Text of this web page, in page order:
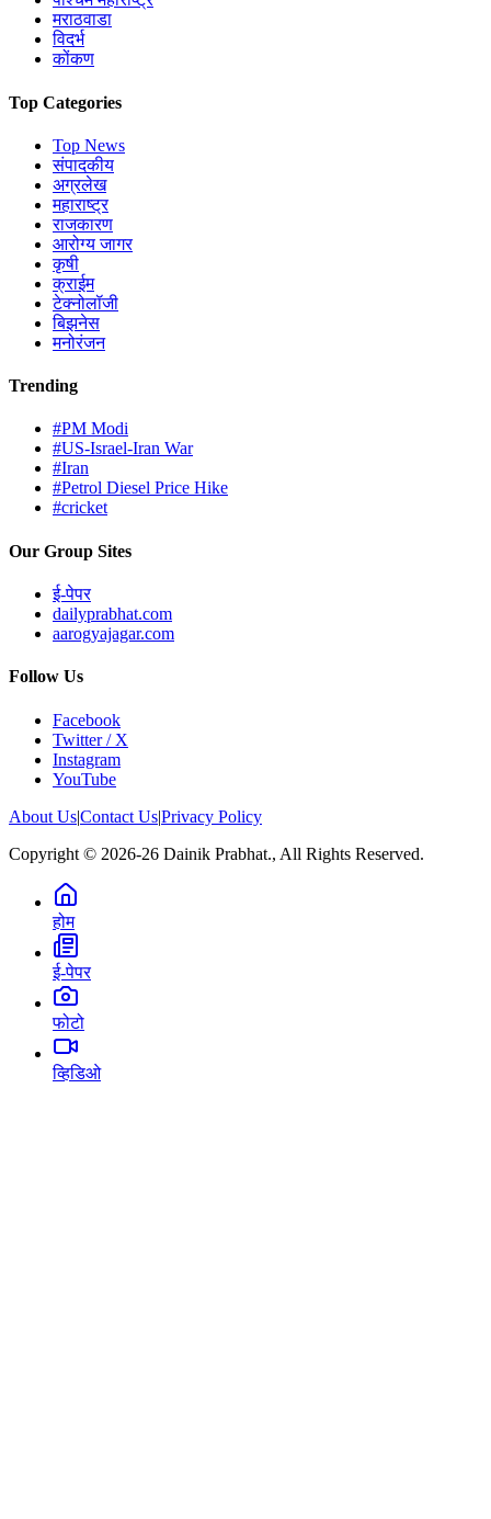
मराठवाडा
विदर्भ
कोंकण
Top Categories
Top News
संपादकीय
अग्रलेख
महाराष्ट्र
राजकारण
आरोग्य जागर
कृषी
क्राईम
टेक्नोलॉजी
बिझनेस
मनोरंजन
Trending
#PM Modi
#US-Israel-Iran War
#Iran
#Petrol Diesel Price Hike
#cricket
Our Group Sites
ई-पेपर
dailyprabhat.com
aarogyajagar.com
Follow Us
Facebook
Twitter / X
Instagram
YouTube
About Us|Contact Us|Privacy Policy
Copyright © 2026-26 Dainik Prabhat., All Rights Reserved.
होम
ई-पेपर
फोटो
व्हिडिओ